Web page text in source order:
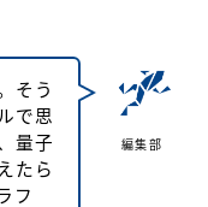
編集部
そう
で思
量子
たら
フ